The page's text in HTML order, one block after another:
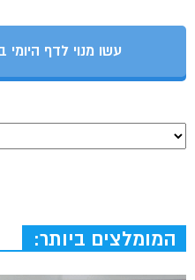
עשו מנוי לדף
המומלצים ביותר: